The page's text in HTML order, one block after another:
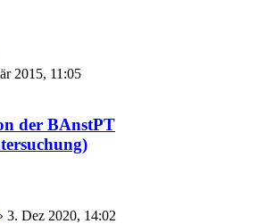
2015, 11:05
der BAnstPT
3. Dez 2020, 14:02